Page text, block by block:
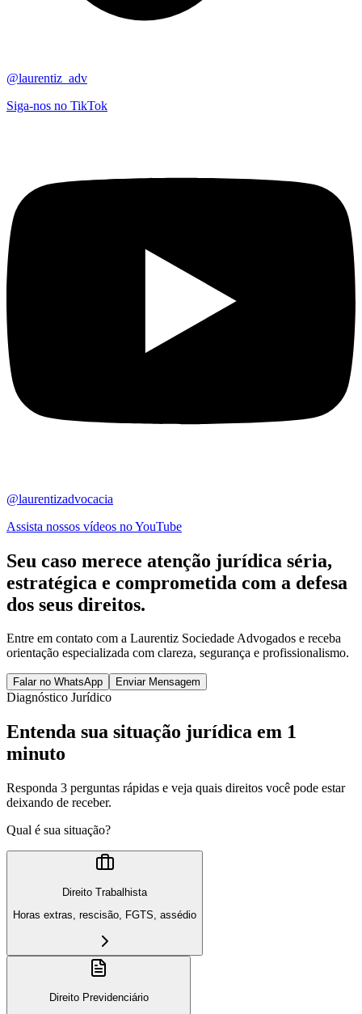
@laurentiz_adv
Siga-nos no TikTok
@laurentizadvocacia
Assista nossos vídeos no YouTube
Seu caso merece atenção jurídica séria,
estratégica e comprometida com a defesa
dos seus direitos.
Entre em contato com a Laurentiz Sociedade Advogados e receba
orientação especializada com clareza, segurança e profissionalismo.
Falar no WhatsApp Enviar Mensagem
Diagnóstico Jurídico
Entenda sua situação jurídica em 1
minuto
Responda 3 perguntas rápidas e veja quais direitos você pode estar
deixando de receber.
Qual é sua situação?
Direito Trabalhista
Horas extras, rescisão, FGTS, assédio
Direito Previdenciário